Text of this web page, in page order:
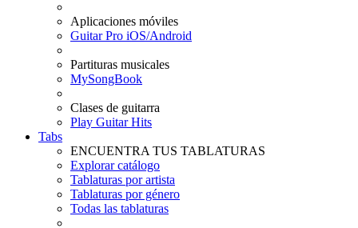
Aplicaciones móviles
Guitar Pro iOS/Android
Partituras musicales
MySongBook
Clases de guitarra
Play Guitar Hits
Tabs
ENCUENTRA TUS TABLATURAS
Explorar catálogo
Tablaturas por artista
Tablaturas por género
Todas las tablaturas